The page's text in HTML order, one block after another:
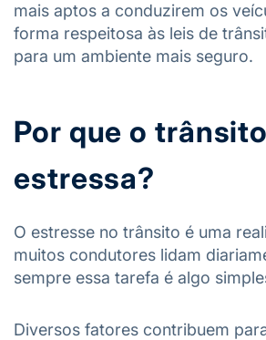
mais aptos a conduzirem os
forma respeitosa às leis de
para um ambiente mais seguro.
Por que o trânsito
estressa?
O estresse no trânsito é uma
muitos condutores lidam
sempre essa tarefa é algo
Diversos fatores contribuem